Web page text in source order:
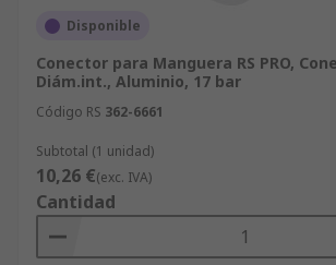
Disponible
Conector para Manguera RS PRO,
Diám.int., Aluminio, 17 bar
Código RS 362-6661
Subtotal (1 unidad)
10,26 €(exc. IVA)
Cantidad